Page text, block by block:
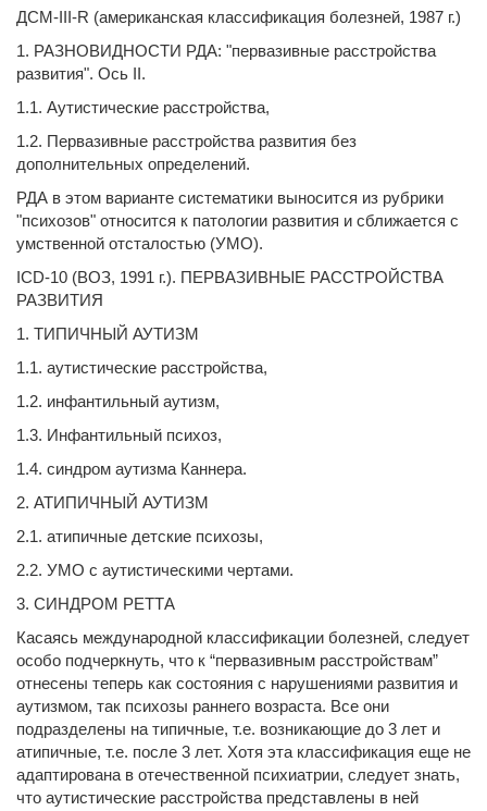
ДСМ-III-R (американская классификация болезней, 1987 г.)
1. РАЗНОВИДНОСТИ РДА: "первазивные расстройства
развития". Ось II.
1.1. Аутистические расстройства,
1.2. Первазивные расстройства развития без
дополнительных определений.
РДА в этом варианте систематики выносится из рубрики
"психозов" относится к патологии развития и сближается с
умственной отсталостью (УМО).
IСD-10 (ВОЗ, 1991 г.). ПЕРВАЗИВНЫЕ РАССТРОЙСТВА
РАЗВИТИЯ
1. ТИПИЧНЫЙ АУТИЗМ
1.1. аутистические расстройства,
1.2. инфантильный аутизм,
1.3. Инфантильный психоз,
1.4. синдром аутизма Каннера.
2. АТИПИЧНЫЙ АУТИЗМ
2.1. атипичные детские психозы,
2.2. УМО с аутистическими чертами.
3. СИНДРОМ РЕТТА
Касаясь международной классификации болезней, следует
особо подчеркнуть, что к “первазивным расстройствам”
отнесены теперь как состояния с нарушениями развития и
аутизмом, так психозы раннего возраста. Все они
подразделены на типичные, т.е. возникающие до 3 лет и
атипичные, т.е. после 3 лет. Хотя эта классификация еще не
адаптирована в отечественной психиатрии, следует знать,
что аутистические расстройства представлены в ней